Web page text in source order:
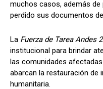
muchos casos, además de
perdido sus documentos
La Fuerza de Tarea Andes
institucional para brindar
las comunidades
abarcan la restauración de
humanitaria.